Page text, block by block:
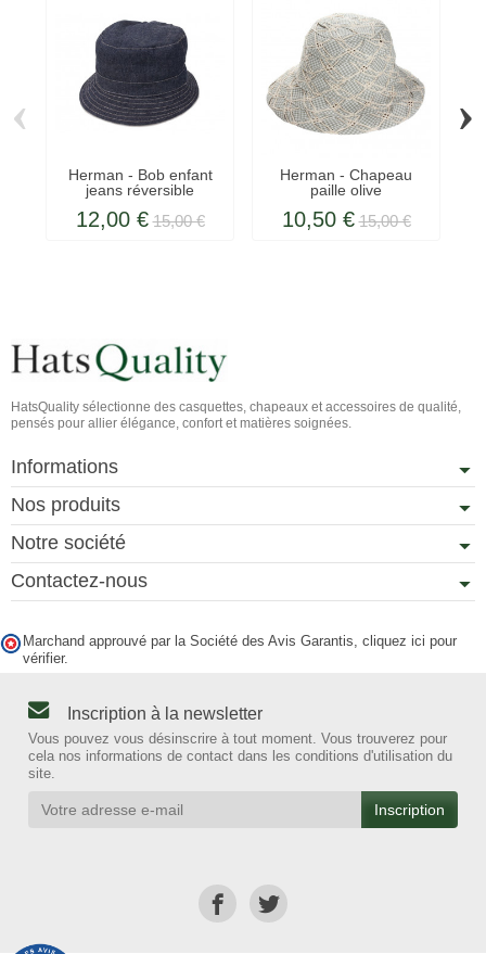
Herman - Bob enfant
jeans réversible
12,00 € 15,00 €
Herman - Chapeau
paille olive
10,50 € 15,00 €
‹ ›
HatsQuality sélectionne des casquettes, chapeaux et accessoires de qualité,
pensés pour allier élégance, confort et matières soignées.
Informations
Nos produits
Notre société
Contactez-nous
Marchand approuvé par la Société des Avis Garantis, cliquez ici pour
vérifier.
Inscription à la newsletter
Vous pouvez vous désinscrire à tout moment. Vous trouverez pour
cela nos informations de contact dans les conditions d'utilisation du
site.